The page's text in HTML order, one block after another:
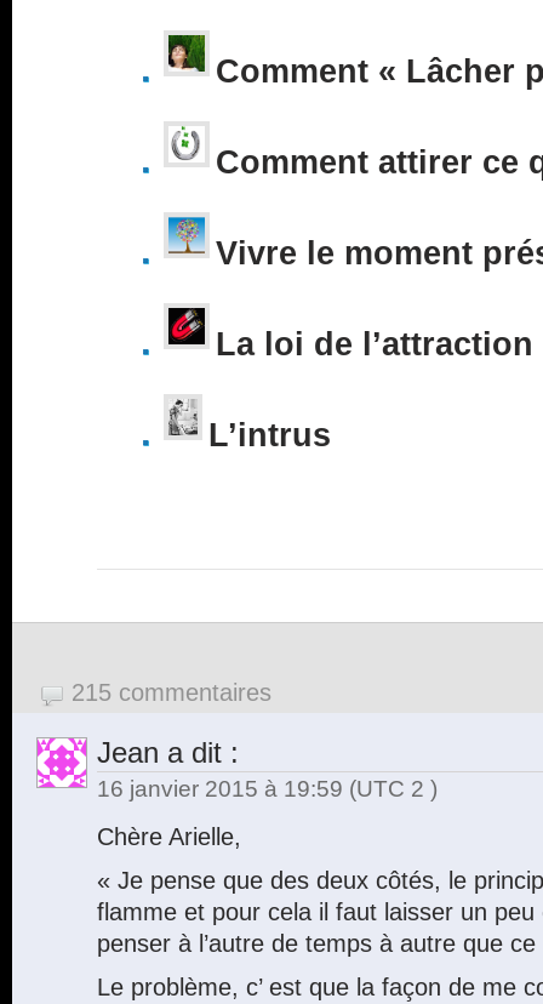
Comment « Lâcher
Comment attirer ce
Vivre le moment
La loi de l’attraction
L’intrus
215 commentaires
Jean a dit :
16 janvier 2015 à 19:59 (UTC 2 )
Chère Arielle,
« Je pense que des deux côtés, le
flamme et pour cela il faut laisser un peu
penser à l’autre de temps à autre que ce
Le problème, c’ est que la façon de me